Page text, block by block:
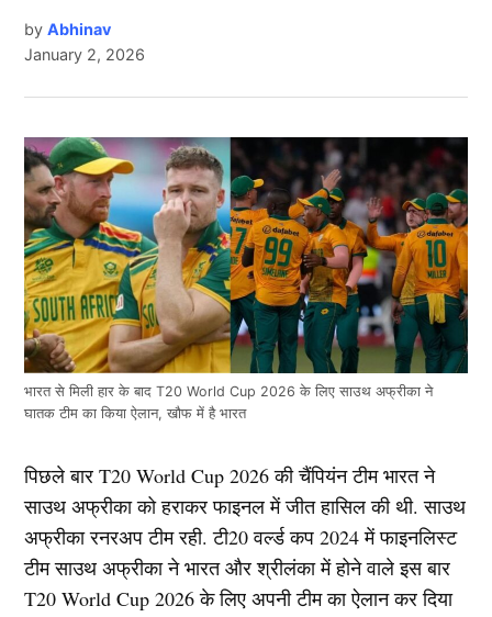
by Abhinav
January 2, 2026
भारत से मिली हार के बाद T20 World Cup 2026 के लिए साउथ अफ्रीका ने
घातक टीम का किया ऐलान, खौफ में है भारत
पिछले बार T20 World Cup 2026 की चैंपियंन टीम भारत ने
साउथ अफ्रीका को हराकर फाइनल में जीत हासिल की थी. साउथ
अफ्रीका रनरअप टीम रही. टी20 वर्ल्ड कप 2024 में फाइनलिस्ट
टीम साउथ अफ्रीका ने भारत और श्रीलंका में होने वाले इस बार
T20 World Cup 2026 के लिए अपनी टीम का ऐलान कर दिया